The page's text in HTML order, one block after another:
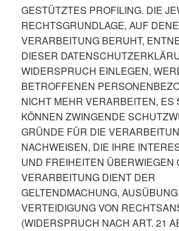
GESTÜTZTES PROFILING. DIE
RECHTSGRUNDLAGE, AUF
VERARBEITUNG BERUHT,
DIESER
WIDERSPRUCH EINLEGEN,
BETROFFENEN
NICHT MEHR VERARBEITEN, ES
KÖNNEN ZWINGENDE
GRÜNDE FÜR DIE
NACHWEISEN, DIE IHRE
UND FREIHEITEN ÜBERWIEGEN
VERARBEITUNG DIENT DER
GELTENDMACHUNG,
VERTEIDIGUNG VON
(WIDERSPRUCH NACH ART. 21